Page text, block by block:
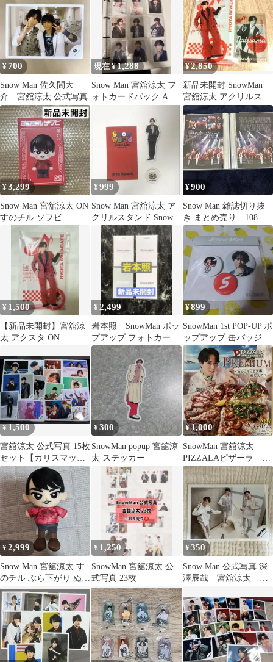
¥700
Snow Man 佐久間大
介 宮舘涼太 公式写真
現在 ¥1,288
Snow Man 宮舘涼太 フ
ォトカードパック A B
¥ 2,850
新品未開封 SnowMan
宮舘涼太 アクリルスタ
ンド クリアステッカー
舘様
¥3,299
Snow Man 宮舘涼太 ON
すのチル ソフビ
¥999
Snow Man 宮舘涼太 ア
クリルスタンド Snow
World
¥900
Snow Man 雑誌切り抜
き まとめ売り 108ペ
ージ超え
¥ 1,500
【新品未開封】宮舘涼
太 アクスタ ON
¥ 2,499
岩本照 SnowMan ポッ
プアップ フォトカード
パックABCDコンプ
¥899
SnowMan 1st POP-UP ポ
ップアップ 缶バッジ宮
舘涼太
¥1,500
宮舘涼太 公式写真 15枚
セット【カリスマック
ス / TRUE LOVE等】
¥300
SnowMan popup 宮舘涼
太 ステッカー
¥1,000
SnowMan 宮舘涼太
PIZZALAピザーラ チ
ラシ 最新 スノーマ
ン 舘様
¥2,999
Snow Man 宮舘涼太 す
のチル ぶら下がり ぬい
ぐるみ
¥ 1,250
SnowMan 宮舘涼太 公
式写真 23枚
¥350
Snow Man 公式写真 深
澤辰哉 宮舘涼太 岩